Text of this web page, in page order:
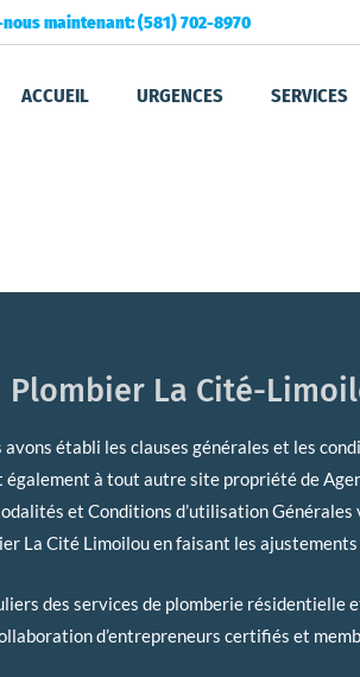
maintenant: (581) 702-8970
ACCUEIL URGENCES SERVICES
Plombier La Cité-
établi les clauses générales et les
également à tout autre site propriété de
et Conditions d’utilisation
La Cité Limoilou en faisant les
des services de plomberie résidentielle
d’entrepreneurs certifiés et